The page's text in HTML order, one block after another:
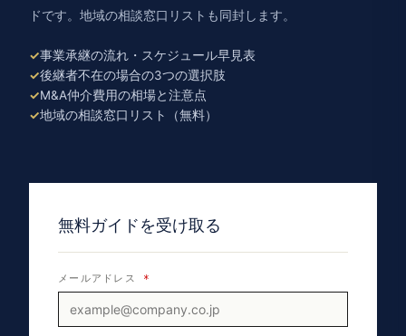
ドです。地域の相談窓口リストも同封します。
事業承継の流れ・スケジュール早見表
後継者不在の場合の3つの選択肢
M&A仲介費用の相場と注意点
地域の相談窓口リスト（無料）
無料ガイドを受け取る
メールアドレス *